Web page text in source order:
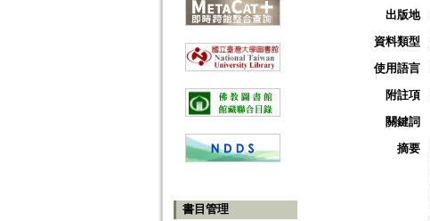
書目管理
出版地
資料類型
使用語言
附註項
關鍵詞
摘要